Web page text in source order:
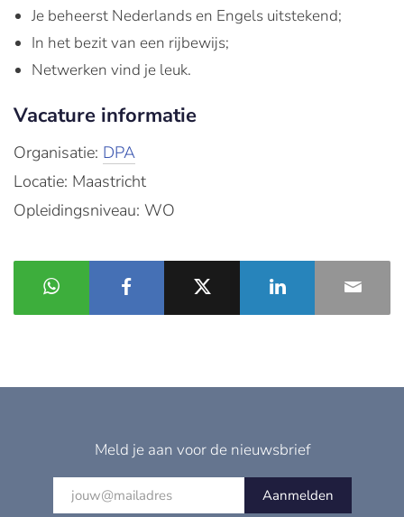
Je beheerst Nederlands en Engels uitstekend;
In het bezit van een rijbewijs;
Netwerken vind je leuk.
Vacature informatie
Organisatie: DPA
Locatie: Maastricht
Opleidingsniveau: WO
Meld je aan voor de nieuwsbrief
Aanmelden